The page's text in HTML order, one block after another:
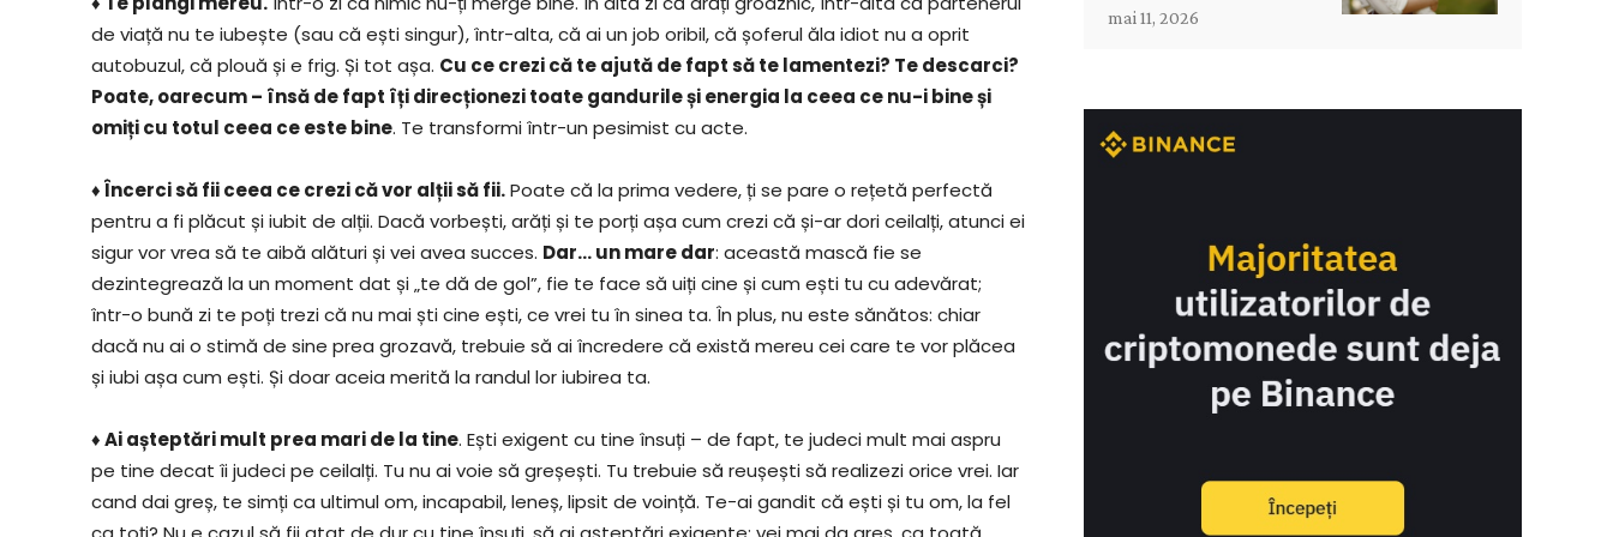
de viață nu te iubește (sau că ești singur), într-alta, că ai un job oribil, că șoferul ăla idiot nu a oprit
autobuzul, că plouă și e frig. Și tot așa. Cu ce crezi că te ajută de fapt să te lamentezi? Te descarci?
Poate, oarecum – însă de fapt îți direcționezi toate gandurile și energia la ceea ce nu-i bine și
omiți cu totul ceea ce este bine. Te transformi într-un pesimist cu acte.
♦ Încerci să fii ceea ce crezi că vor alții să fii.Poate că la prima vedere, ți se pare o rețetă perfectă
pentru a fi plăcut și iubit de alții. Dacă vorbești, arăți și te porți așa cum crezi că și-ar dori ceilalți, atunci ei
sigur vor vrea să te aibă alături și vei avea succes. Dar… un mare dar: această mască fie se
dezintegrează la un moment dat și „te dă de gol”, fie te face să uiți cine și cum ești tu cu adevărat;
într-o bună zi te poți trezi că nu mai ști cine ești, ce vrei tu în sinea ta. În plus, nu este sănătos: chiar
dacă nu ai o stimă de sine prea grozavă, trebuie să ai încredere că există mereu cei care te vor plăcea
și iubi așa cum ești. Și doar aceia merită la randul lor iubirea ta.
♦ Ai așteptări mult prea mari de la tine. Ești exigent cu tine însuți – de fapt, te judeci mult mai aspru
pe tine decat îi judeci pe ceilalți. Tu nu ai voie să greșești. Tu trebuie să reușești să realizezi orice vrei. Iar
cand dai greș, te simți ca ultimul om, incapabil, leneș, lipsit de voință. Te-ai gandit că ești și tu om, la fel
mai 11, 2026